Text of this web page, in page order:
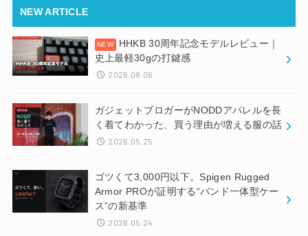
NEW ARTICLE
HHKB 30周年記念モデルレビュー｜
史上最軽30gの打鍵感
2026.08.06
ガジェットブロガーがNODDアパレルを長
く着てわかった、買う理由が増える服の話
2026.05.25
ゴツくて3,000円以下。Spigen Rugged
Armor PROが証明する“バンド一体型ケー
ス”の新基準
2026.05.24